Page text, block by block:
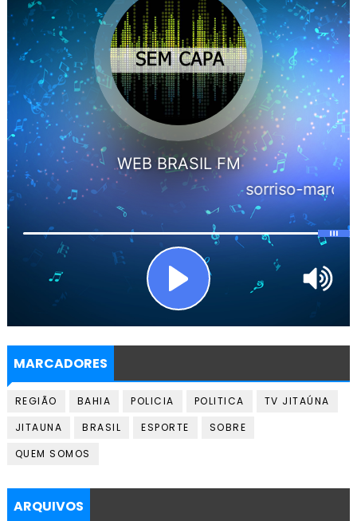
MARCADORES
REGIÃO BAHIA POLICIA POLITICA
TV JITAÚNA
JITAUNA
BRASIL ESPORTE
SOBRE
QUEM SOMOS
ARQUIVOS